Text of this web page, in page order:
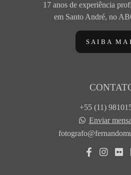
17 anos de experiência
em Santo André, no
SAIBA
+55 (11)
Enviar